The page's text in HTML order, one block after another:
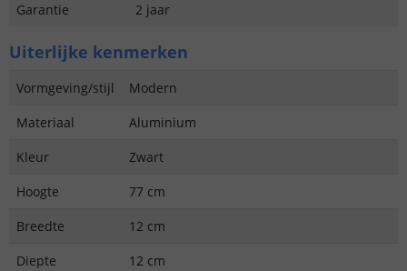
Garantie
2 jaar
Uiterlijke kenmerken
Vormgeving/stijl
Modern
Materiaal
Aluminium
Kleur
Zwart
Hoogte
77 cm
Breedte
12 cm
Diepte
12 cm